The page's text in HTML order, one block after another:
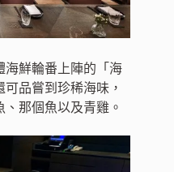
海鮮輪番上陣的「海
品嘗到珍稀海味，
那個魚以及青雞。